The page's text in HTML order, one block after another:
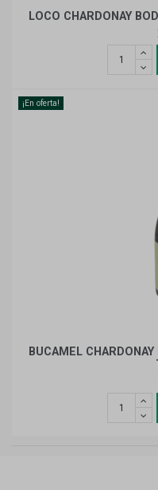
LOCO CHARDONAY
¡En oferta!
BUCAMEL